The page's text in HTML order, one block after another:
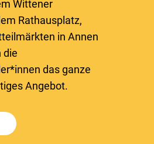
Wittener
Rathausplatz,
in Annen
die
das ganze
Angebot.